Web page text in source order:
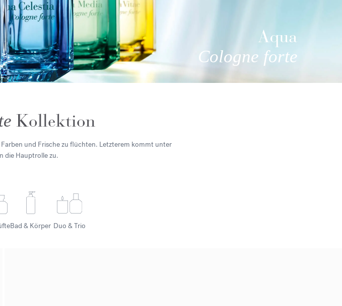
Aqua
Cologne forte
Kollektion
und Frische zu flüchten. Letzterem kommt unter
die Hauptrolle zu.
Bad & Körper Duo & Trio